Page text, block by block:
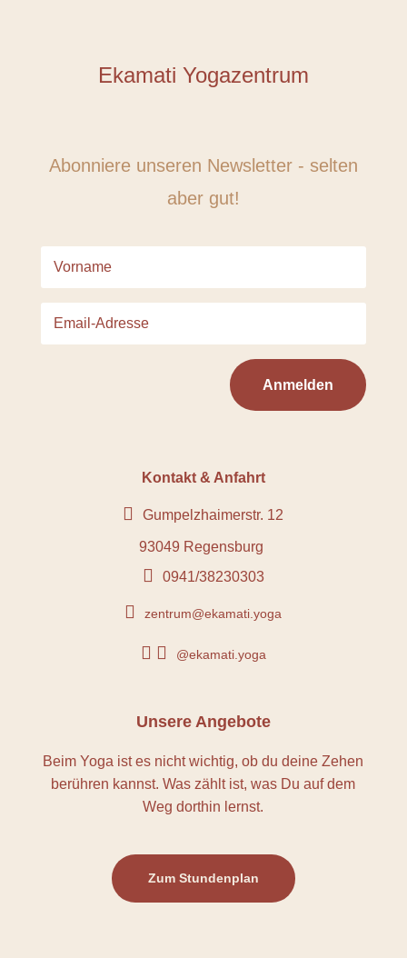
Ekamati Yogazentrum
Abonniere unseren Newsletter - selten
aber gut!
Anmelden
Kontakt & Anfahrt
 Gumpelzhaimerstr. 12
93049 Regensburg
 0941/38230303
 zentrum@ekamati.yoga
  @ekamati.yoga
Unsere Angebote
Beim Yoga ist es nicht wichtig, ob du deine Zehen
berühren kannst. Was zählt ist, was Du auf dem
Weg dorthin lernst.
Zum Stundenplan